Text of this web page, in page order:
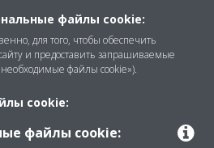
файлы cookie:
для того, чтобы обеспечить
и предоставить запрашиваемые
файлы cookie»).
cookie:
файлы cookie: